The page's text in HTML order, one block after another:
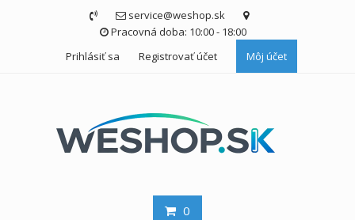
service@weshop.sk
Pracovná doba: 10:00 - 18:00
Prihlásiť sa
Registrovať účet Môj účet
0